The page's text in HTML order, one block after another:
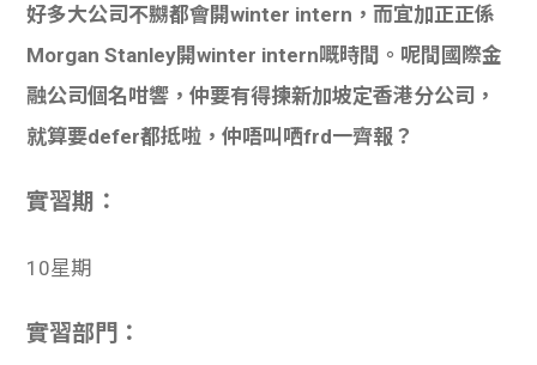
計數
機
Gui
de
好多大公司不嬲都會開winter intern，而宜加正正係
Morgan Stanley開winter intern嘅時間。呢間國際金
融公司個名咁響，仲要有得揀新加坡定香港分公司，
就算要defer都抵啦，仲唔叫哂frd一齊報？
實習期：
10星期
實習部門：